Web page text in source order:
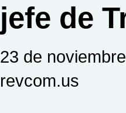
jefe de
23 de
revcom.us